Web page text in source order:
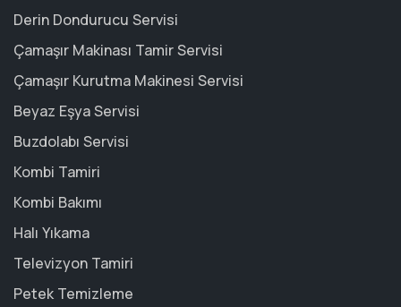
Derin Dondurucu Servisi
Çamaşır Makinası Tamir Servisi
Çamaşır Kurutma Makinesi Servisi
Beyaz Eşya Servisi
Buzdolabı Servisi
Kombi Tamiri
Kombi Bakımı
Halı Yıkama
Televizyon Tamiri
Petek Temizleme